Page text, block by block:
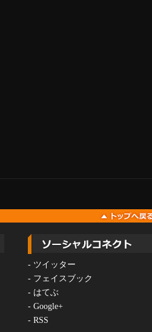
- ツイッター
- フェイスブック
- はてぶ
- Google+
- RSS